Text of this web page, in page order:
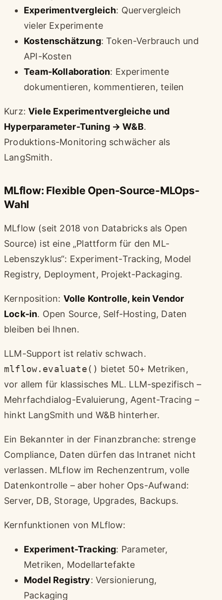
Experimentvergleich: Quervergleich
vieler Experimente
Kostenschätzung: Token-Verbrauch und
API-Kosten
Team-Kollaboration: Experimente
dokumentieren, kommentieren, teilen
Kurz:Viele Experimentvergleiche und
Hyperparameter-Tuning → W&B.
Produktions-Monitoring schwächer als
LangSmith.
MLflow: Flexible Open-Source-MLOps-
Wahl
MLflow (seit 2018 von Databricks als Open
Source) ist eine „Plattform für den ML-
Lebenszyklus“: Experiment-Tracking, Model
Registry, Deployment, Projekt-Packaging.
Kernposition: Volle Kontrolle, kein Vendor
Lock-in. Open Source, Self-Hosting, Daten
bleiben bei Ihnen.
LLM-Support ist relativ schwach.
mlflow.evaluate() bietet 50+ Metriken,
vor allem für klassisches ML. LLM-spezifisch –
Mehrfachdialog-Evaluierung, Agent-Tracing –
hinkt LangSmith und W&B hinterher.
Ein Bekannter in der Finanzbranche: strenge
Compliance, Daten dürfen das Intranet nicht
verlassen. MLflow im Rechenzentrum, volle
Datenkontrolle – aber hoher Ops-Aufwand:
Server, DB, Storage, Upgrades, Backups.
Kernfunktionen von MLflow:
Experiment-Tracking: Parameter,
Metriken, Modellartefakte
Model Registry: Versionierung,
Packaging